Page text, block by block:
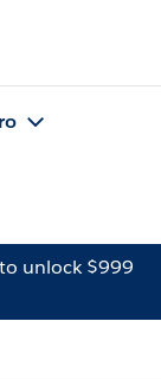
unlock $999